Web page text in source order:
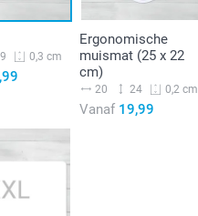
0,3 cm
Ergonomische
muismat (25 x 22
cm)
20 24 0,2 cm
Vanaf 19,99